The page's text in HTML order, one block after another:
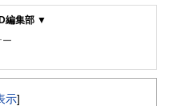
編集部 ▼
ー
融、経済に関する記事を、日々
ようわかりやすく発信していま
示]